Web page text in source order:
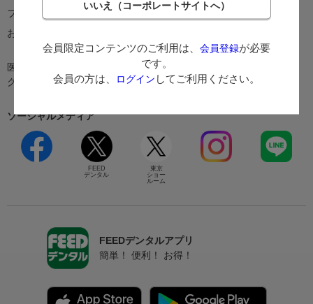
会員限定コンテンツのご利用は、 会員登録が必要
です。
会員の方は、
ログイン してご利用ください。
フィードオリジナル診察券
シャープニングサービス
お試しレンタル申し込み
ン
医院清掃［フィードクリーニン
グ］
銀座ショールーム・診療機械
ソーシャルメディア
FEED
デンタル
東京
ショー
ルーム
FEEDデンタルアプリ
簡単！ 便利！ お得！